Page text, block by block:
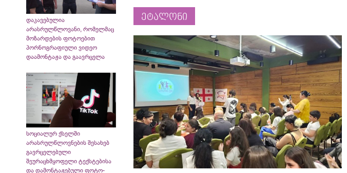
დაკავებულია
არასრულწლოვანი, რომელმაც
მოზარდების ფოტოებით
პორნოგრაფიული ვიდეო
დაამონტაჟა და გაავრცელა
სოციალურ ქსელში
არასრულწლოვნების შესახებ
გავრცელებული
შეურაცხმყოფელი ტექსტებისა
და დამონტაჟებული ფოტო-
ეტალონი